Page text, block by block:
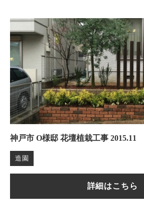
神戸市 O様邸 花壇植栽工事 2015.11
造園
詳細はこちら